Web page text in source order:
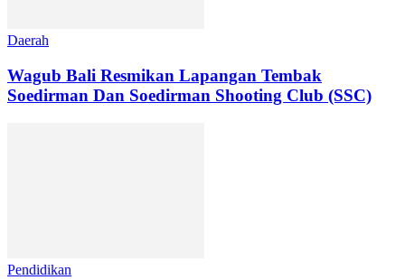
Daerah
Wagub Bali Resmikan Lapangan Tembak
Soedirman Dan Soedirman Shooting Club (SSC)
Pendidikan